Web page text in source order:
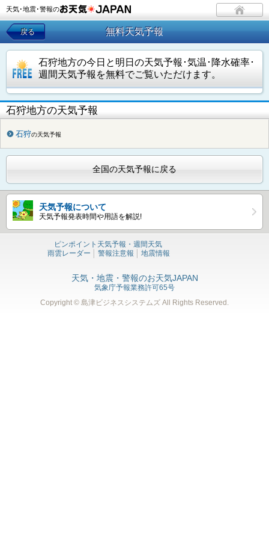
天気･地震･警報の
戻る 無料天気予報
石狩地方の今日と明日の天気予報･気温･降水確率･
週間天気予報を無料でご覧いただけます。
石狩地方の天気予報
石狩の天気予報
全国の天気予報に戻る
天気予報について
天気予報発表時間や用語を解説!
ピンポイント天気予報・週間天気
雨雲レーダー
警報注意報 地震情報
天気・地震・警報のお天気JAPAN
気象庁予報業務許可65号
Copyright © 島津ビジネスシステムズ All Rights Reserved.